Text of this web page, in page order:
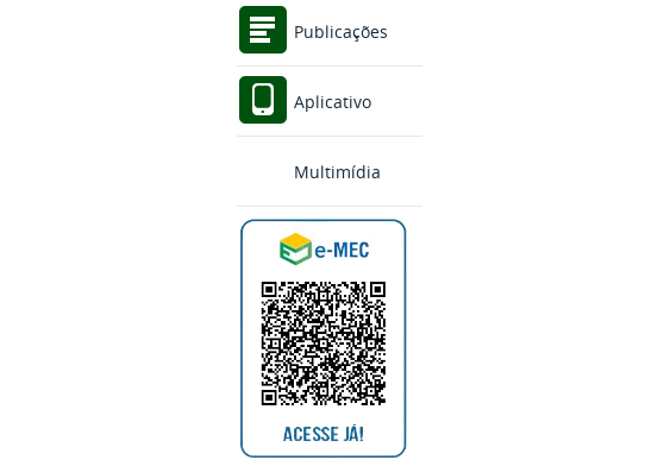
Publicações
Aplicativo
Multimídia